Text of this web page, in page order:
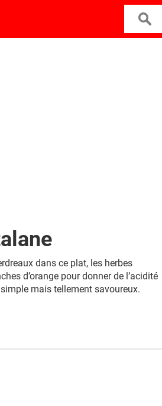
dans ce plat, les herbes
d’orange pour donner de l’acidité
mais tellement savoureux.